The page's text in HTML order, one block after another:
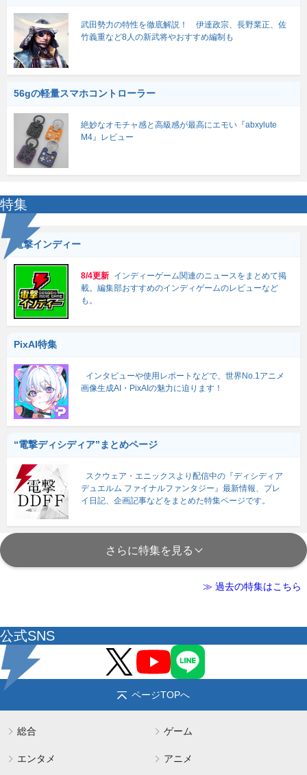
武田勢力の特性を徹底解説！ 伊達政宗、長野業正、佐
竹義重など8人の新武将やおすすめ編制も
56gの軽量スマホコントローラー
絶妙なオモチャ感と高級感が最高にエモい『abxylute
M4』レビュー
特集
電撃インディー
8/4更新 インディーゲーム関連のニュースをまとめて掲
載。編集部おすすめのインディゲームのレビューなど
も。
PixAI特集
インタビューや使用レポートなどで、世界No.1アニメ
画像生成AI・PixAIの魅力に迫ります！
“電撃ディシディア”まとめページ
スクウェア・エニックスより配信中の『ディシディア
デュエルム ファイナルファンタジー』最新情報、プレ
イ日記、企画記事などをまとめた特集ページです。
さらに特集を見る
≫ 過去の特集はこちら
公式SNS
ページTOPへ
総合 ゲーム
エンタメ アニメ